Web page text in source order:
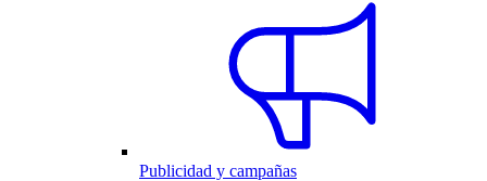
Publicidad y campañas